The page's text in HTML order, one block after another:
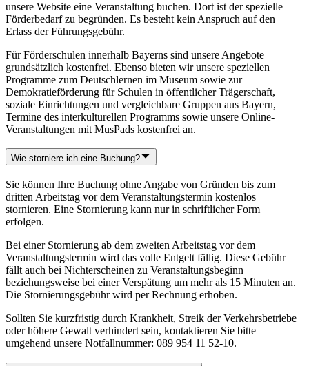
unsere Website eine Veranstaltung buchen. Dort ist der spezielle
Förderbedarf zu begründen. Es besteht kein Anspruch auf den
Erlass der Führungsgebühr.
Für Förderschulen innerhalb Bayerns sind unsere Angebote
grundsätzlich kostenfrei. Ebenso bieten wir unsere speziellen
Programme zum Deutschlernen im Museum sowie zur
Demokratieförderung für Schulen in öffentlicher Trägerschaft,
soziale Einrichtungen und vergleichbare Gruppen aus Bayern,
Termine des interkulturellen Programms sowie unsere Online-
Veranstaltungen mit MusPads kostenfrei an.
Wie storniere ich eine Buchung?
Sie können Ihre Buchung ohne Angabe von Gründen bis zum
dritten Arbeitstag vor dem Veranstaltungstermin kostenlos
stornieren. Eine Stornierung kann nur in schriftlicher Form
erfolgen.
Bei einer Stornierung ab dem zweiten Arbeitstag vor dem
Veranstaltungstermin wird das volle Entgelt fällig. Diese Gebühr
fällt auch bei Nichterscheinen zu Veranstaltungsbeginn
beziehungsweise bei einer Verspätung um mehr als 15 Minuten an.
Die Stornierungsgebühr wird per Rechnung erhoben.
Sollten Sie kurzfristig durch Krankheit, Streik der Verkehrsbetriebe
oder höhere Gewalt verhindert sein, kontaktieren Sie bitte
umgehend unsere Notfallnummer: 089 954 11 52-10.